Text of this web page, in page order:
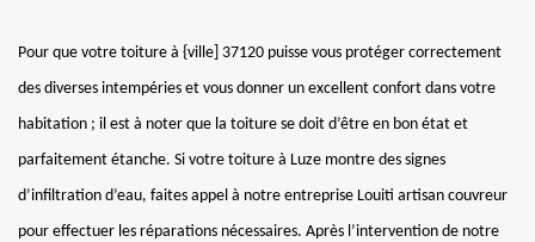
Pour que votre toiture à {ville] 37120 puisse vous protéger correctement
des diverses intempéries et vous donner un excellent confort dans votre
habitation ; il est à noter que la toiture se doit d’être en bon état et
parfaitement étanche. Si votre toiture à Luze montre des signes
d’infiltration d’eau, faites appel à notre entreprise Louiti artisan couvreur
pour effectuer les réparations nécessaires. Après l’intervention de notre